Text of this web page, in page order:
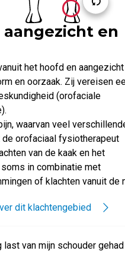
aangezicht en
het hoofd en aangezicht
en oorzaak. Zij vereisen
(orofaciale
waarvan veel
de orofaciaal fysiotherapeut
van de kaak en het
in combinatie met
of klachten vanuit de
dit klachtengebied
last van mijn schouder gehad